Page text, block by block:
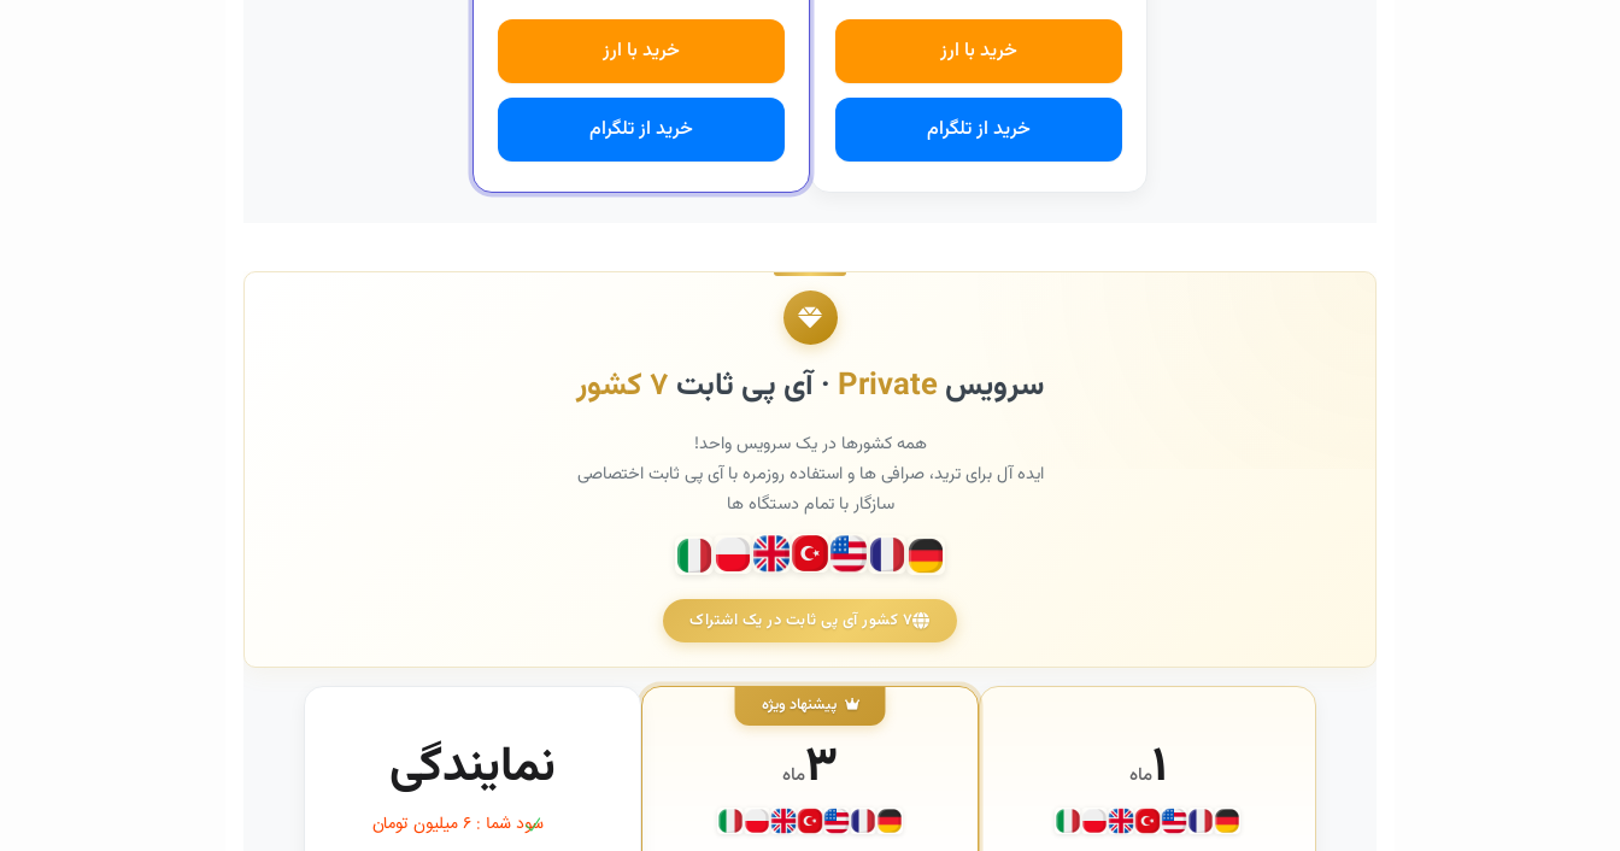
خرید با ارز
خرید از تلگرام
خرید با ارز
خرید از تلگرام
سرویسPrivate · آی پی ثابت ۷ کشور
همه کشورها در یک سرویس واحد!
ایده آل برای ترید، صرافی ها و استفاده روزمره با آی پی ثابت اختصاصی
سازگار با تمام دستگاه ها
۷ کشور آی پی ثابت در یک اشتراک
۱ماه
پیشنهاد ویژه
۳ماه نمایندگی
سود شما : ۶ میلیون تومان